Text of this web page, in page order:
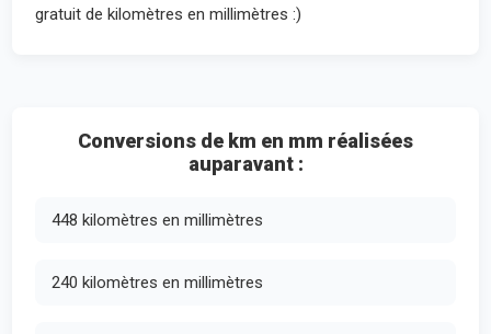
gratuit de kilomètres en millimètres :)
Conversions de km en mm réalisées
auparavant :
448 kilomètres en millimètres
240 kilomètres en millimètres